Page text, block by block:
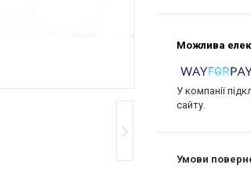
У компанії
сайту.